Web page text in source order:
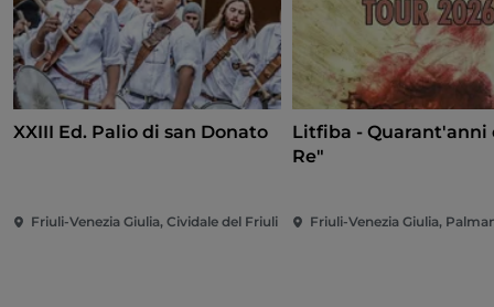
XXIII Ed. Palio di san Donato
Friuli-Venezia Giulia, Cividale del Friuli
Litfiba - Quarant'anni
Re"
Friuli-Venezia Giulia,